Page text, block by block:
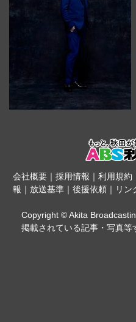
会社概要｜ 採用情報 ｜ 利用規約
報 ｜ 放送基準 ｜ 後援依頼 ｜ リン
Copyright © Akita
掲載されている記事・写真等